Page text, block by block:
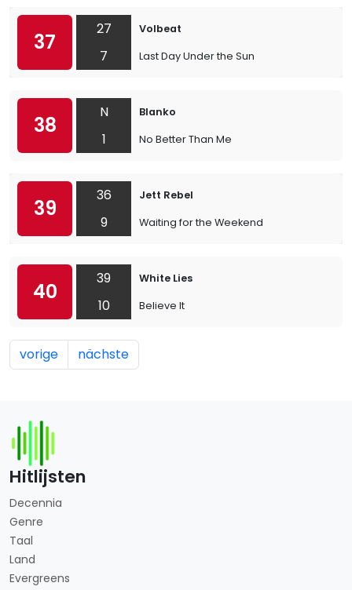
37
27
7
Volbeat
Last Day Under the Sun
38
N
1
Blanko
No Better Than Me
39
36
9
Jett Rebel
Waiting for the Weekend
40
39
10
White Lies
Believe It
vorige nächste
Hitlijsten
Decennia
Genre
Taal
Land
Evergreens